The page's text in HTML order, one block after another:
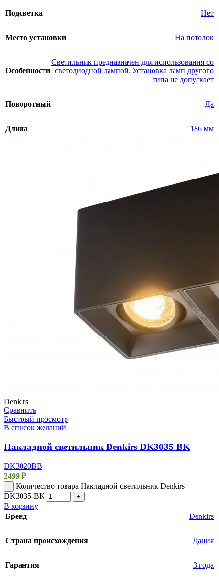
Подсветка Нет
Место установки На потолок
Особенности
Светильник предназначен для использования со
светодиодной лампой. Установка ламп другого
типа не допускает
Поворотный Да
Длина 186 мм
Denkirs
Сравнить
Быстрый просмотр
В список желаний
Накладной светильник Denkirs DK3035-BK
DK3020BВ
2499 ₽
-
Количество товара Накладной светильник Denkirs
DK3035-BK
+
В корзину
Бренд
Denkirs
Страна происхождения Дания
Гарантия 3 года